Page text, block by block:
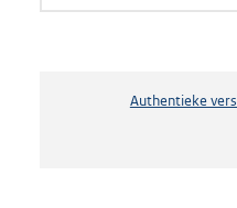
Authentieke